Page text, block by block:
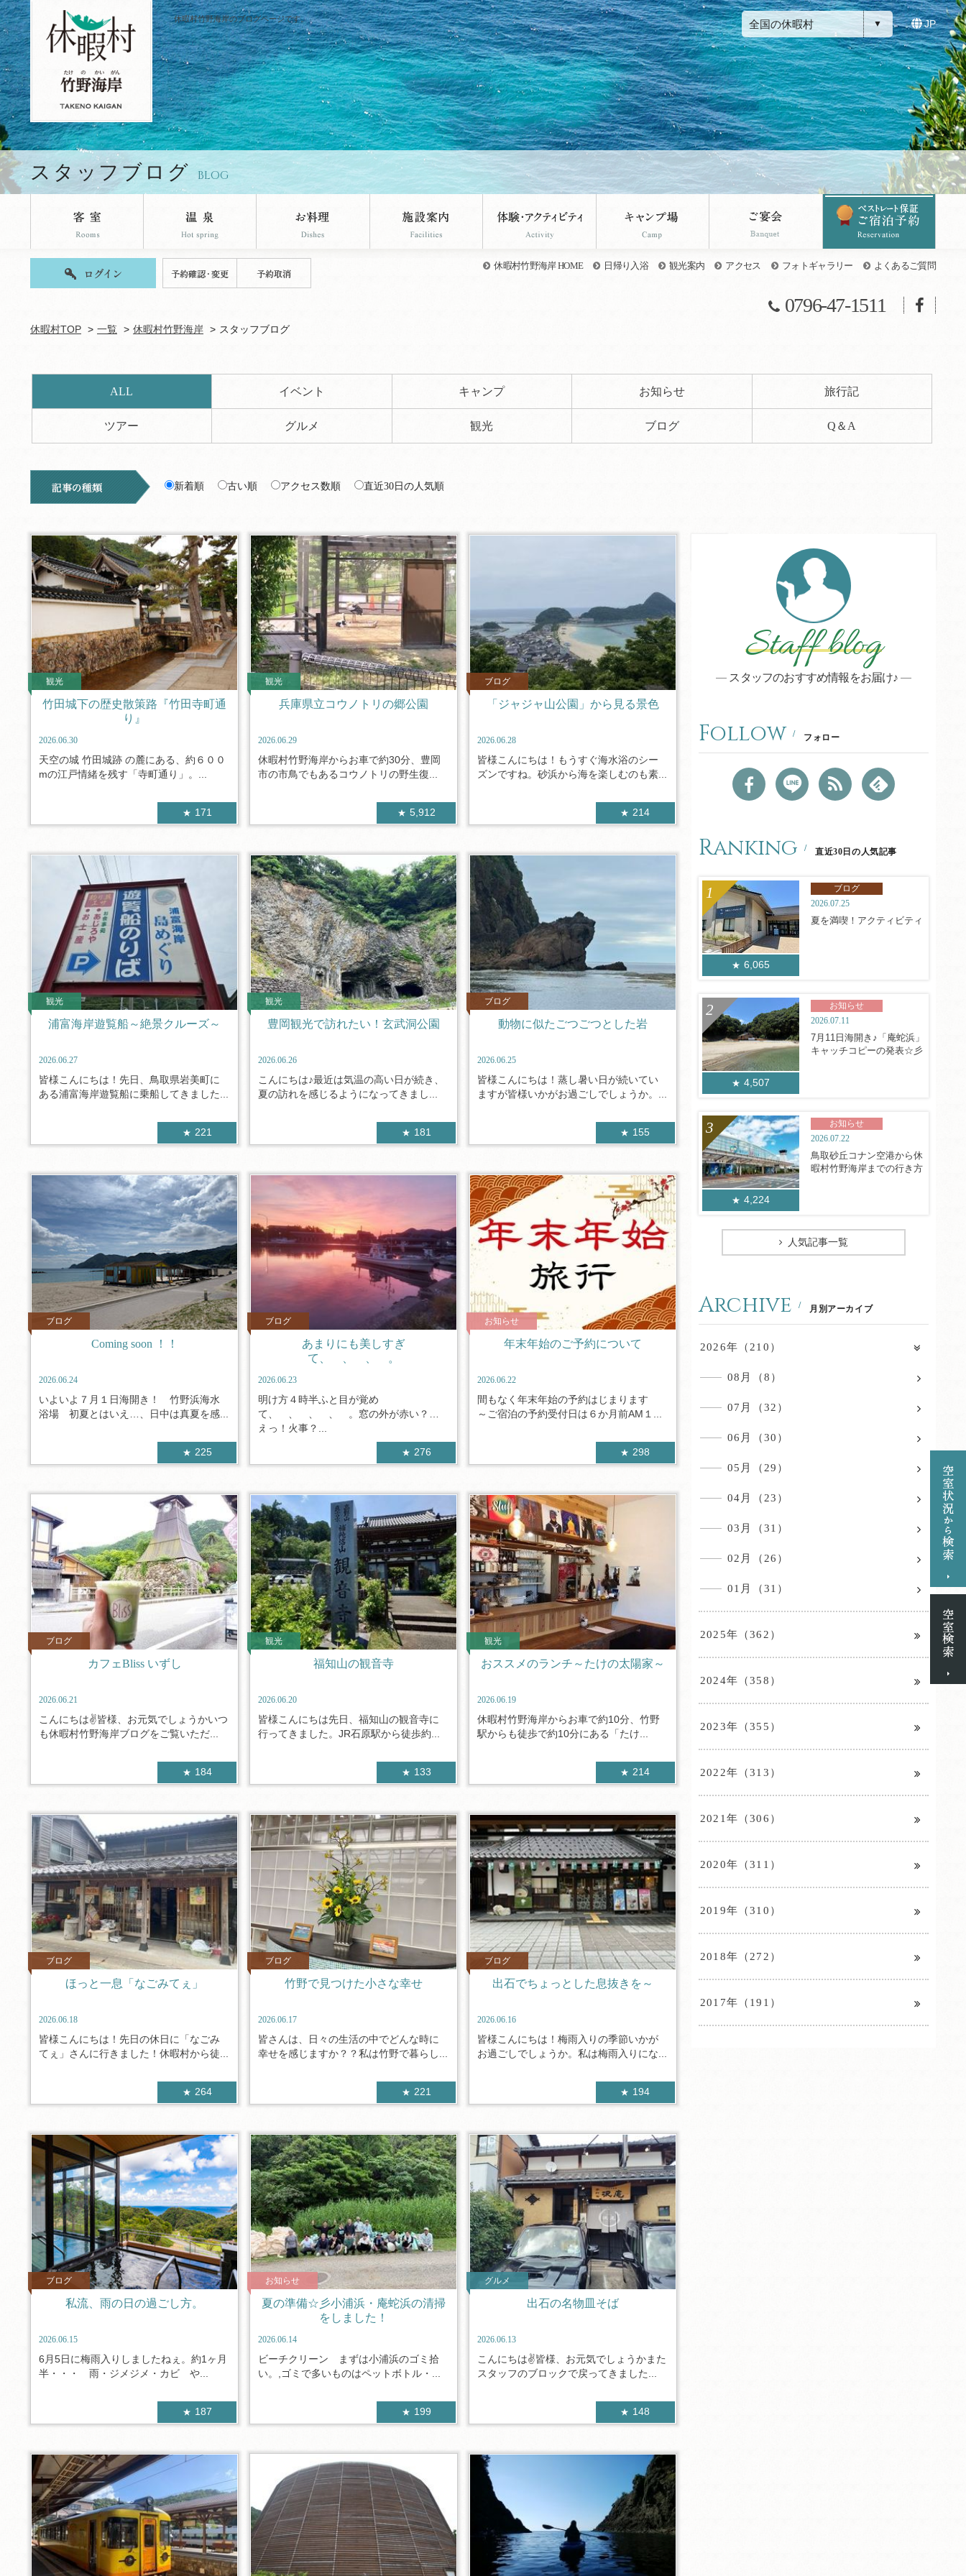
休暇村竹野海岸のブログページです。 全国の休暇村 JP
スタッフブログ BLOG
休暇村竹野海岸 HOME 日帰り入浴 観光案内 アクセス フォトギャラリー よくあるご質問
0796-47-1511
休暇村TOP 一覧 休暇村竹野海岸 スタッフブログ
ALL イベント キャンプ お知らせ 旅行記
ツアー グルメ 観光 ブログ Q＆A
新着順 古い順 アクセス数順 直近30日の人気順
観光
竹田城下の歴史散策路『竹田寺町通
り』
2026.06.30
天空の城 竹田城跡 の麓にある、約６００
mの江戸情緒を残す「寺町通り」。...
171
観光
兵庫県立コウノトリの郷公園
2026.06.29
休暇村竹野海岸からお車で約30分、豊岡
市の市鳥でもあるコウノトリの野生復...
5,912
ブログ
「ジャジャ山公園」から見る景色
2026.06.28
皆様こんにちは！もうすぐ海水浴のシー
ズンですね。砂浜から海を楽しむのも素...
214
観光
浦富海岸遊覧船～絶景クルーズ～
2026.06.27
皆様こんにちは！先日、鳥取県岩美町に
ある浦富海岸遊覧船に乗船してきました...
221
観光
豊岡観光で訪れたい！玄武洞公園
2026.06.26
こんにちは♪最近は気温の高い日が続き、
夏の訪れを感じるようになってきまし...
181
ブログ
動物に似たごつごつとした岩
2026.06.25
皆様こんにちは！蒸し暑い日が続いてい
ますが皆様いかがお過ごしでしょうか。...
155
ブログ
Coming soon ！！
2026.06.24
いよいよ７月１日海開き！ 竹野浜海水
浴場 初夏とはいえ…、日中は真夏を感...
225
ブログ
あまりにも美しすぎ
て、 、 、 。
2026.06.23
明け方４時半ふと目が覚め
て、 、 、 、 。窓の外が赤い？。
えっ！火事？...
276
お知らせ
年末年始のご予約について
2026.06.22
間もなく年末年始の予約はじまります
～ご宿泊の予約受付日は６か月前AM１...
298
ブログ
カフェBliss いずし
2026.06.21
こんにちは✌皆様、お元気でしょうかいつ
も休暇村竹野海岸ブログをご覧いただ...
184
観光
福知山の観音寺
2026.06.20
皆様こんにちは先日、福知山の観音寺に
行ってきました。JR石原駅から徒歩約...
133
観光
おススメのランチ～たけの太陽家～
2026.06.19
休暇村竹野海岸からお車で約10分、竹野
駅からも徒歩で約10分にある「たけ...
214
ブログ
ほっと一息「なごみてぇ」
2026.06.18
皆様こんにちは！先日の休日に「なごみ
てぇ」さんに行きました！休暇村から徒...
264
ブログ
竹野で見つけた小さな幸せ
2026.06.17
皆さんは、日々の生活の中でどんな時に
幸せを感じますか？？私は竹野で暮らし...
221
ブログ
出石でちょっとした息抜きを～
2026.06.16
皆様こんにちは！梅雨入りの季節いかが
お過ごしでしょうか。私は梅雨入りにな...
194
ブログ
私流、雨の日の過ごし方。
2026.06.15
6月5日に梅雨入りしましたねぇ。約1ヶ月
半・・・ 雨・ジメジメ・カビ や...
187
お知らせ
夏の準備☆彡小浦浜・庵蛇浜の清掃
をしました！
2026.06.14
ビーチクリーン まずは小浦浜のゴミ拾
い。,ゴミで多いものはペットボトル・...
199
グルメ
出石の名物皿そば
2026.06.13
こんにちは✌皆様、お元気でしょうかまた
スタッフのブロックで戻ってきました...
148
Staff blog
スタッフのおすすめ情報をお届け♪
Follow フォロー
Ranking 直近30日の人気記事
6,065
ブログ
2026.07.25
夏を満喫！アクティビティ
4,507
お知らせ
2026.07.11
7月11日海開き♪「庵蛇浜」
キャッチコピーの発表☆彡
4,224
お知らせ
2026.07.22
鳥取砂丘コナン空港から休
暇村竹野海岸までの行き方
人気記事一覧
Archive 月別アーカイブ
2026年（210）
08月（8）
07月（32）
06月（30）
05月（29）
04月（23）
03月（31）
02月（26）
01月（31）
2025年（362）
2024年（358）
2023年（355）
2022年（313）
2021年（306）
2020年（311）
2019年（310）
2018年（272）
2017年（191）